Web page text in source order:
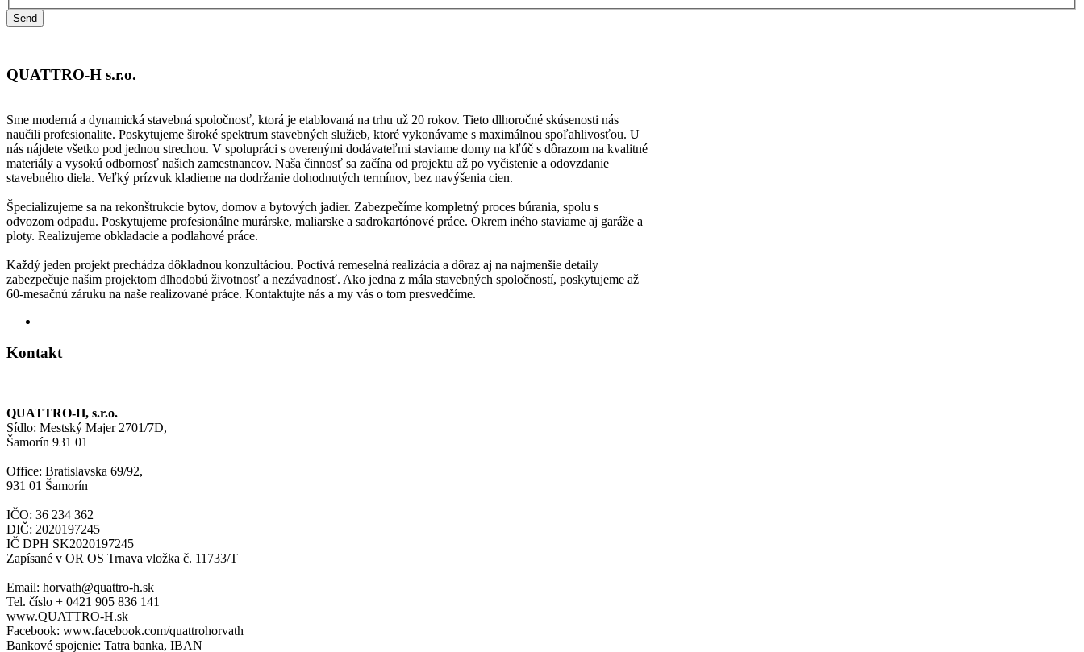
QUATTRO-H s.r.o.
Sme moderná a dynamická stavebná spoločnosť, ktorá je etablovaná na trhu už 20 rokov. Tieto dlhoročné skúsenosti nás
naučili profesionalite. Poskytujeme široké spektrum stavebných služieb, ktoré vykonávame s maximálnou spoľahlivosťou. U
nás nájdete všetko pod jednou strechou. V spolupráci s overenými dodávateľmi staviame domy na kľúč s dôrazom na kvalitné
materiály a vysokú odbornosť našich zamestnancov. Naša činnosť sa začína od projektu až po vyčistenie a odovzdanie
stavebného diela. Veľký prízvuk kladieme na dodržanie dohodnutých termínov, bez navýšenia cien.
Špecializujeme sa na rekonštrukcie bytov, domov a bytových jadier. Zabezpečíme kompletný proces búrania, spolu s
odvozom odpadu. Poskytujeme profesionálne murárske, maliarske a sadrokartónové práce. Okrem iného staviame aj garáže a
ploty. Realizujeme obkladacie a podlahové práce.
Každý jeden projekt prechádza dôkladnou konzultáciou. Poctivá remeselná realizácia a dôraz aj na najmenšie detaily
zabezpečuje našim projektom dlhodobú životnosť a nezávadnosť. Ako jedna z mála stavebných spoločností, poskytujeme až
60-mesačnú záruku na naše realizované práce. Kontaktujte nás a my vás o tom presvedčíme.
Kontakt
QUATTRO-H, s.r.o.
Sídlo: Mestský Majer 2701/7D,
Šamorín 931 01
Office: Bratislavska 69/92,
931 01 Šamorín
IČO: 36 234 362
DIČ: 2020197245
IČ DPH SK2020197245
Zapísané v OR OS Trnava vložka č. 11733/T
Email: horvath@quattro-h.sk
Tel. číslo + 0421 905 836 141
www.QUATTRO-H.sk
Facebook: www.facebook.com/quattrohorvath
Bankové spojenie: Tatra banka, IBAN